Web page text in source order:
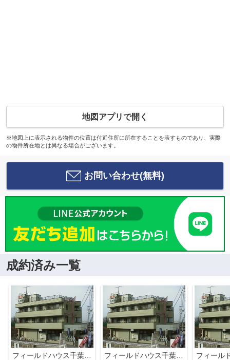
地図アプリで開く
※地図上に表示される物件の位置は付近住所に所在することを表すものであり、実際
の物件所在地とは異なる場合がございます。
お問い合わせ(無料)
成約済み一覧
フィールドハウス千葉寺参番館